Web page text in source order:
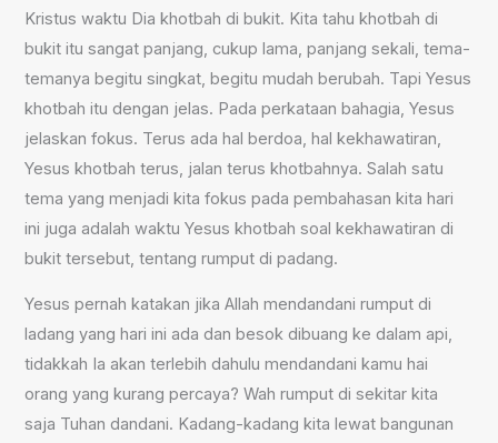
Kristus waktu Dia khotbah di bukit. Kita tahu khotbah di
bukit itu sangat panjang, cukup lama, panjang sekali, tema-
temanya begitu singkat, begitu mudah berubah. Tapi Yesus
khotbah itu dengan jelas. Pada perkataan bahagia, Yesus
jelaskan fokus. Terus ada hal berdoa, hal kekhawatiran,
Yesus khotbah terus, jalan terus khotbahnya. Salah satu
tema yang menjadi kita fokus pada pembahasan kita hari
ini juga adalah waktu Yesus khotbah soal kekhawatiran di
bukit tersebut, tentang rumput di padang.
Yesus pernah katakan jika Allah mendandani rumput di
ladang yang hari ini ada dan besok dibuang ke dalam api,
tidakkah Ia akan terlebih dahulu mendandani kamu hai
orang yang kurang percaya? Wah rumput di sekitar kita
saja Tuhan dandani. Kadang-kadang kita lewat bangunan